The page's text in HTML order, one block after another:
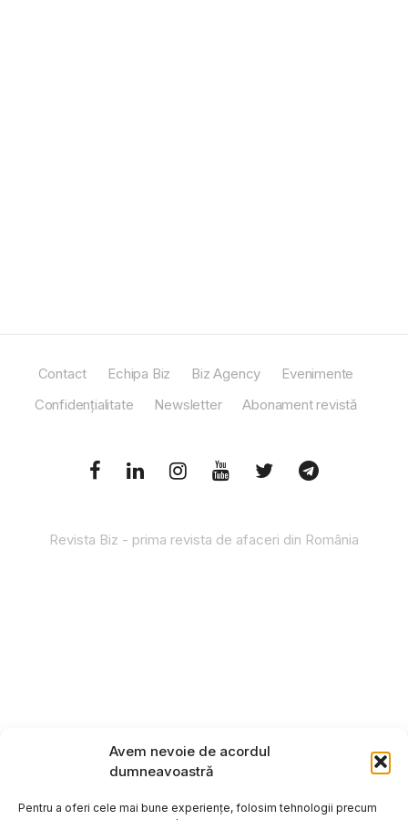
Avem nevoie de acordul
dumneavoastră
Pentru a oferi cele mai bune experiențe, folosim tehnologii precum
Contact Echipa Biz Biz Agency
Evenimente
Confidențialitate
Newsletter Abonament revistă
Revista Biz - prima revista de afaceri din România